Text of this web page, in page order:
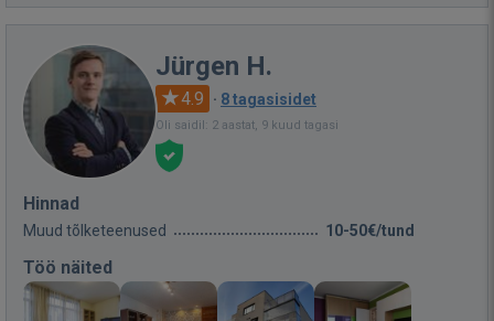
Jürgen H.
4.9 · 8 tagasisidet
Oli saidil: 2 aastat, 9 kuud tagasi
Hinnad
Muud tõlketeenused 10-50€/tund
Töö näited